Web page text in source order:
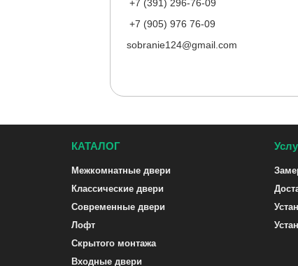
+7 (391) 296-76-09
+7 (905) 976 76-09
sobranie124@gmail.com
КАТАЛОГ
Межкомнатные двери
Классические двери
Современные двери
Лофт
Скрытого монтажа
Входные двери